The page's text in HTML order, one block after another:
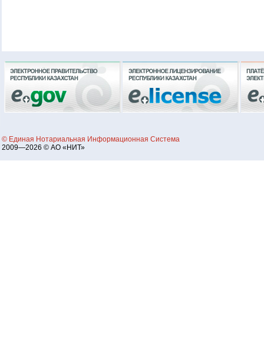
© Единая Нотариальная Информационная Система
2009—2026 © АО «НИТ»